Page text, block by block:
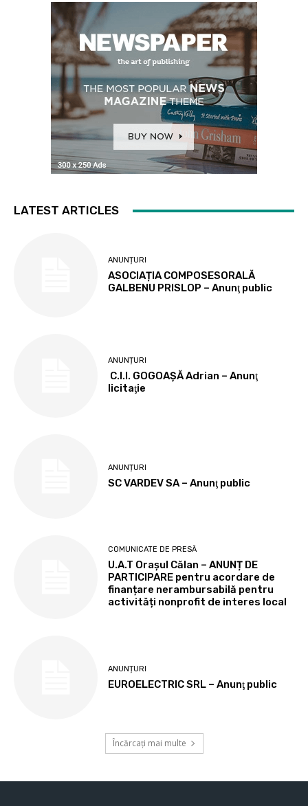
LATEST ARTICLES
ANUNȚURI
ASOCIAȚIA COMPOSESORALĂ
GALBENU PRISLOP – Anunţ public
ANUNȚURI
C.I.I. GOGOAŞĂ Adrian – Anunţ
licitaţie
ANUNȚURI
SC VARDEV SA – Anunţ public
COMUNICATE DE PRESĂ
U.A.T Orașul Călan – ANUNȚ DE
PARTICIPARE pentru acordare de
finanțare nerambursabilă pentru
activități nonprofit de interes local
ANUNȚURI
EUROELECTRIC SRL – Anunţ public
Încărcați mai multe